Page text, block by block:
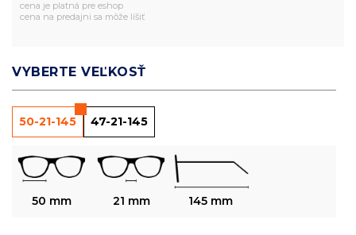
cena je platná pre eshop
cena na predajni sa môže líšiť
VYBERTE VEĽKOSŤ
50-21-145 47-21-145
50 mm 21 mm 145 mm